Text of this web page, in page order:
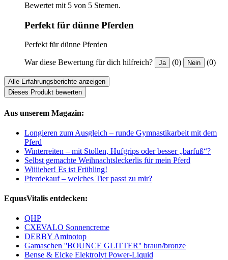
Bewertet mit 5 von 5 Sternen.
Perfekt für dünne Pferden
Perfekt für dünne Pferden
War diese Bewertung für dich hilfreich? Ja (0) Nein (0)
Alle Erfahrungsberichte anzeigen
Dieses Produkt bewerten
Aus unserem Magazin:
Longieren zum Ausgleich – runde Gymnastikarbeit mit dem
Pferd
Winterreiten – mit Stollen, Hufgrips oder besser „barfuß“?
Selbst gemachte Weihnachtsleckerlis für mein Pferd
Wiiiieher! Es ist Frühling!
Pferdekauf – welches Tier passt zu mir?
EquusVitalis entdecken:
QHP
CXEVALO Sonnencreme
DERBY Aminotop
Gamaschen ''BOUNCE GLITTER'' braun/bronze
Bense & Eicke Elektrolyt Power-Liquid